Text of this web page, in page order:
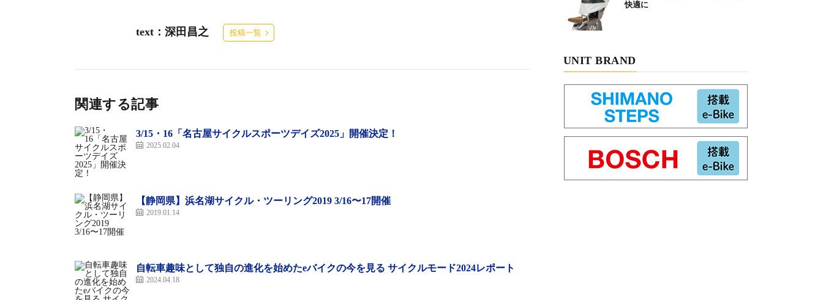
2023年12月16日～17日の2日間、千葉県木更津市にある「YouPort」にて、eバイクも参加できるレースイ
現在一般公開していないというもの。そんな場所ながらSPECIALIZED RACE DAY in木更津 実行委員会
なる今回は昨年から続くMTB3時間耐久のほかに2時間のグラベルエンデュランスが追加された
今回は去年も行われた「MTB3時間耐久」に追加して、フラットな部分が多いロングコースを2時間走る
text：深田昌之 投稿一覧
関連する記事
3/15・16「名古屋サイクルスポーツデイズ2025」開催決定！
2025.02.04
【静岡県】浜名湖サイクル・ツーリング2019 3/16〜17開催
2019.01.14
自転車趣味として独自の進化を始めたeバイクの今を見る サイクルモード2024レポート
2024.04.18
快適に
UNIT BRAND